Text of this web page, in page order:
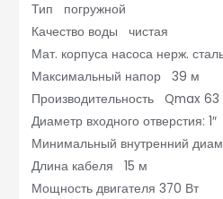
Тип погружной
Качество воды чистая
Мат. корпуса насоса нерж.
Максимальный напор 39 м
Производительность Qmax
Диаметр входного отверстия: 1″
Минимальный внутренний
Длина кабеля 15 м
Мощность двигателя 370 Вт